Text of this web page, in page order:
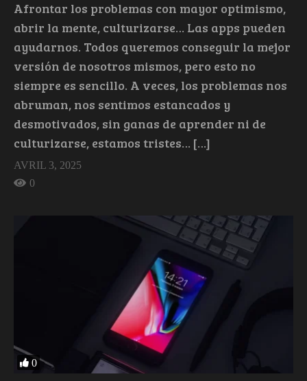
Afrontar los problemas con mayor optimismo,
abrir la mente, culturizarse… Las apps pueden
ayudarnos. Todos queremos conseguir la mejor
versión de nosotros mismos, pero esto no
siempre es sencillo. A veces, los problemas nos
abruman, nos sentimos estancados y
desmotivados, sin ganas de aprender ni de
culturizarse, estamos tristes… […]
AVRIL 3, 2025
0
0